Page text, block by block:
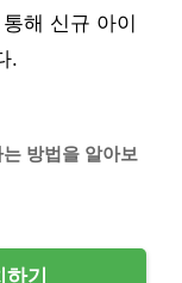
해 신규 아이
.
방법을 알아보
기